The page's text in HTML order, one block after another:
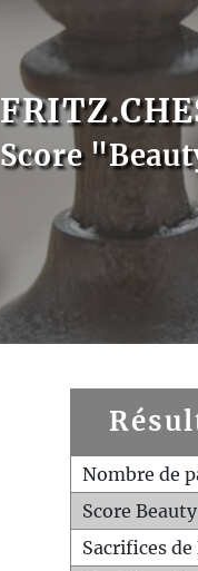
Score
Nombre de
Score Beauty
Sacrifices de